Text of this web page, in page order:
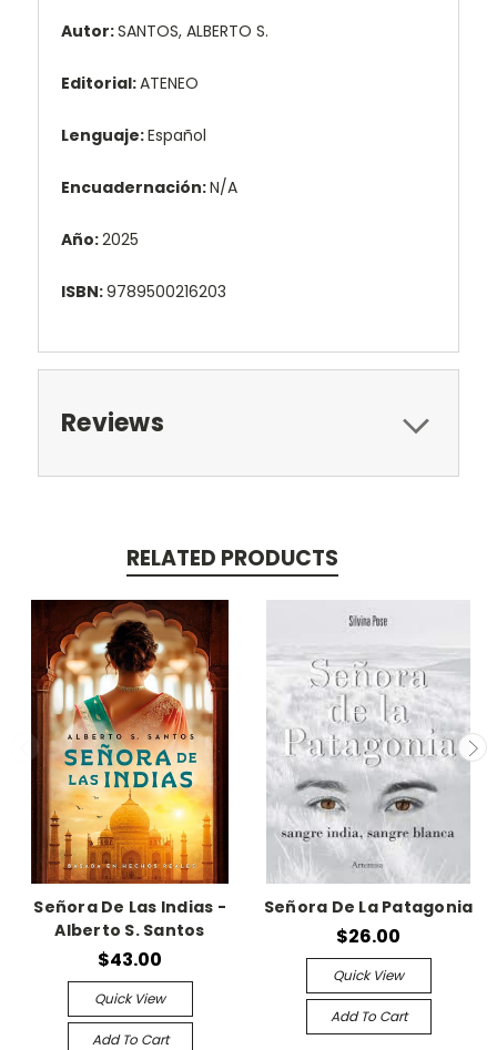
Autor:SANTOS, ALBERTO S.
Editorial:ATENEO
Lenguaje:Español
Encuadernación:N/A
Año:2025
ISBN:9789500216203
Reviews
RELATED PRODUCTS
Señora De Las Indias -
Alberto S. Santos
$43.00
Quick View
Add To Cart
Señora De La Patagonia
$26.00
Quick View
Add To Cart